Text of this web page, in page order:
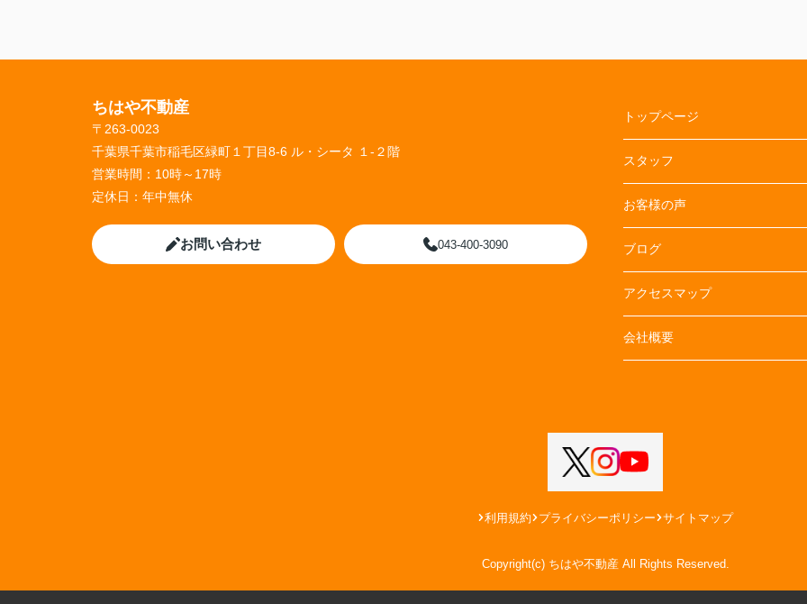
ちはや不動産
〒263-0023
千葉県千葉市稲毛区緑町１丁目8-6 ル・シータ １-２階
営業時間： 10時～17時
定休日： 年中無休
お問い合わせ 043-400-3090
トップページ
スタッフ
お客様の声
ブログ
アクセスマップ
会社概要
利用規約 プライバシーポリシー サイトマップ
Copyright(c) ちはや不動産 All Rights Reserved.